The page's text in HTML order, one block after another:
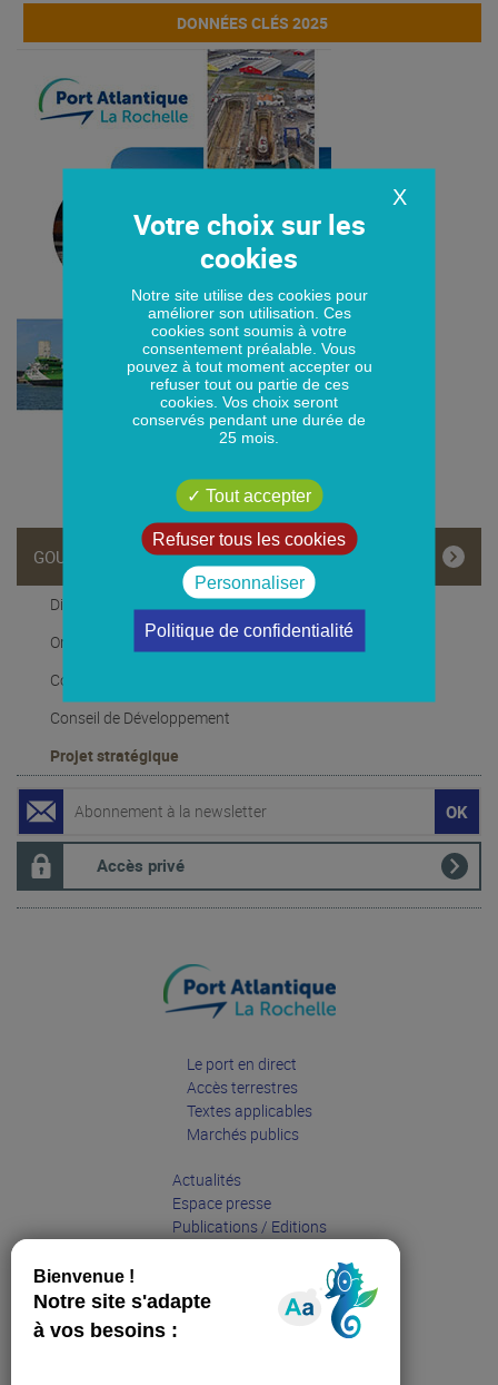
DONNÉES CLÉS 2025
GOUVERNANCE
Directoire
Organigramme
Conseil de Surveillance
Conseil de Développement
Projet stratégique
Accès privé
Le port en direct
Accès terrestres
Textes applicables
Marchés publics
Actualités
Espace presse
Publications / Editions
Partenaires
X
Notre site utilise des cookies pour
améliorer son utilisation. Ces
cookies sont soumis à votre
consentement préalable. Vous
pouvez à tout moment accepter ou
refuser tout ou partie de ces
cookies. Vos choix seront
conservés pendant une durée de
25 mois.
Tout accepter
Refuser tous les cookies
Personnaliser
Politique de confidentialité